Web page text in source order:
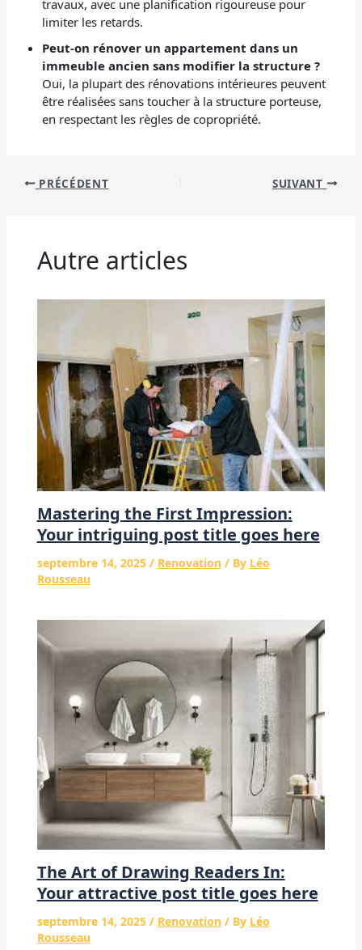
travaux, avec une planification rigoureuse pour
limiter les retards.
Peut-on rénover un appartement dans un
immeuble ancien sans modifier la structure ?
Oui, la plupart des rénovations intérieures peuvent
être réalisées sans toucher à la structure porteuse,
en respectant les règles de copropriété.
PRÉCÉDENT SUIVANT
Autre articles
Mastering the First Impression:
Your intriguing post title goes here
septembre 14, 2025 / Renovation/ By Léo
Rousseau
The Art of Drawing Readers In:
Your attractive post title goes here
septembre 14, 2025 / Renovation/ By Léo
Rousseau